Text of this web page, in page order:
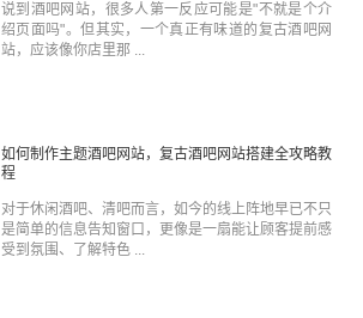
说到酒吧网站，很多人第一反应可能是"不就是个介
绍页面吗"。但其实，一个真正有味道的复古酒吧网
站，应该像你店里那 ...
如何制作主题酒吧网站，复古酒吧网站搭建全攻略教
程
对于休闲酒吧、清吧而言，如今的线上阵地早已不只
是简单的信息告知窗口，更像是一扇能让顾客提前感
受到氛围、了解特色 ...